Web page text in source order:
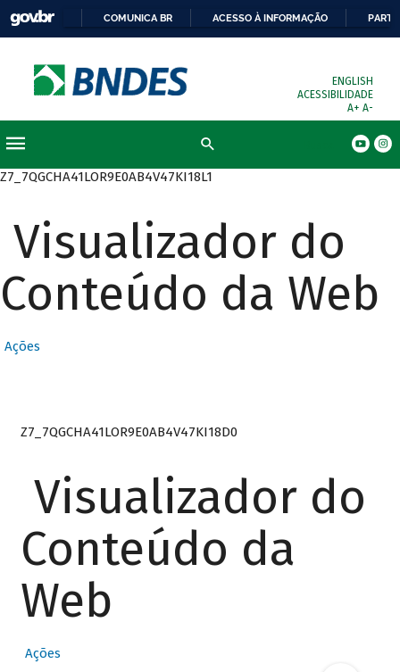
COMUNICA BR ACESSO À INFORMAÇÃO
ENGLISH
ACESSIBILIDADE
A+ A-
Z7_7QGCHA41LOR9E0AB4V47KI18L1
Visualizador do
Conteúdo da Web
Ações
Z7_7QGCHA41LOR9E0AB4V47KI18D0
Visualizador do
Conteúdo da
Web
Ações